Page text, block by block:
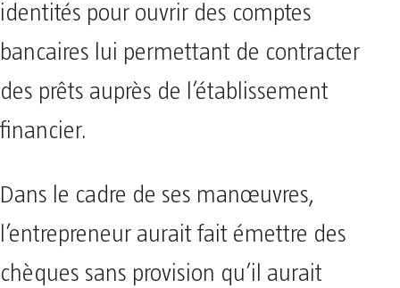
identités pour ouvrir des comptes
bancaires lui permettant de contracter
des prêts auprès de l’établissement
financier.
Dans le cadre de ses manœuvres,
l’entrepreneur aurait fait émettre des
chèques sans provision qu’il aurait